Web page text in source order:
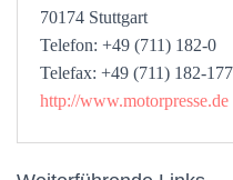
70174 Stuttgart
Telefon: +49 (711) 182-0
Telefax: +49 (711) 182-
http://www.motorpresse.de